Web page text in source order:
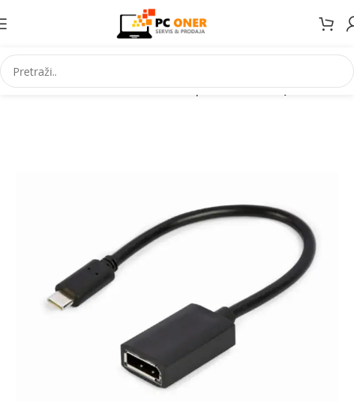
Početna Informatika Kablovi i adapteri Video adapteri